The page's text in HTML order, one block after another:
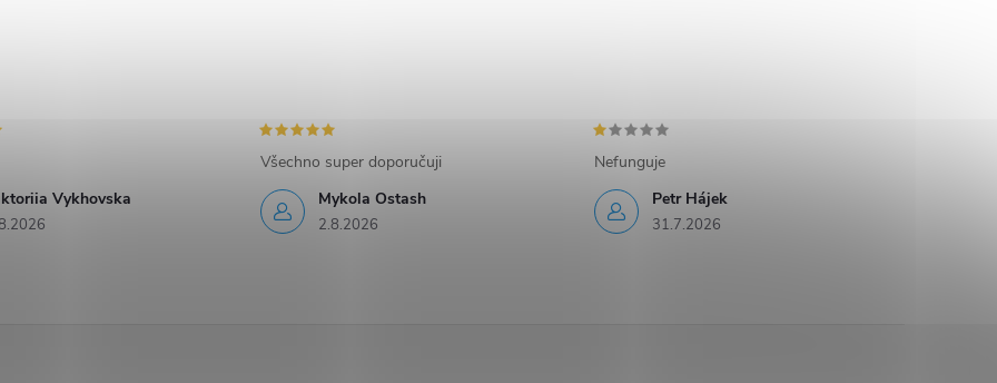
Vykhovska
Mykola Ostash
2.8.2026
Všechno super doporučuji
Petr Hájek
31.7.2026
Nefunguje